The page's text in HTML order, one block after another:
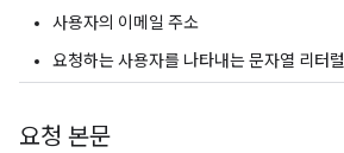
사용자의 이메일 주소
요청하는 사용자를 나타내는 문자열 리터럴
요청 본문